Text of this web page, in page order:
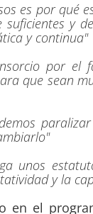
es por qué
y
y continua"
por el
que sean
unos
y la
el